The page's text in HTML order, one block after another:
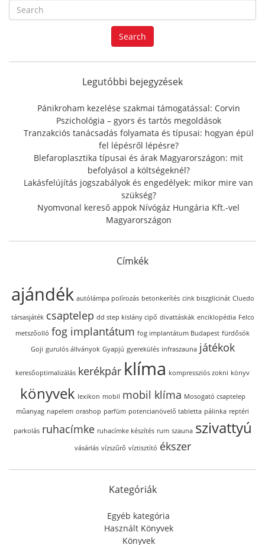
e
a
r
f
r
:
Search
Legutóbbi bejegyzések
Pánikroham kezelése szakmai támogatással: Corvin
Pszichológia – gyors és tartós megoldások
Tranzakciós tanácsadás folyamata és típusai: hogyan épül
fel lépésről lépésre?
Blefaroplasztika típusai és árak Magyarországon: mit
befolyásol a költségeknél?
Lakásfelújítás jogszabályok és engedélyek: mikor mire van
szükség?
Nyomvonal kereső appok Nívógáz Hungária Kft.-vel
Magyarországon
Címkék
ajándék autólámpa polírozás betonkerítés cink biszglicinát Cluedo
társasjáték csaptelep dd step kislány cipő divattáskák enciklopédia Felco
metszőolló fog implantátum fog implantátum Budapest fürdősók
Goji gurulós állványok Gyapjú gyerekülés infraszauna játékok
keresőoptimalizálás kerékpár klíma kompressziós zokni könyv
könyvek lexikon mobil mobil klíma Mosogató csaptelep
műanyag napelem orashop parfüm potencianövelő tabletta pálinka reptéri
parkolás ruhacímke ruhacímke készítés rum szauna szivattyú
vásárlás vízszűrő víztisztító ékszer
Kategóriák
Egyéb kategória
Használt Könyvek
Könyvek